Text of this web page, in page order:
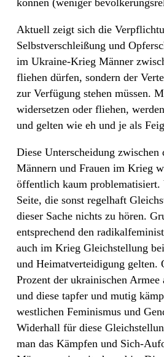
Aktuell zeigt sich die
Selbstverschleißung und
im Ukraine-Krieg Männer
fliehen dürfen, sondern der
zur Verfügung stehen müssen.
widersetzen oder fliehen,
und gelten wie eh und je als
Diese Unterscheidung zwischen
Männern und Frauen im Krieg
öffentlich kaum problematisiert.
Seite, die sonst regelhaft
dieser Sache nichts zu hören.
entsprechend den
auch im Krieg Gleichstellung
und Heimatverteidigung gelten.
Prozent der ukrainischen Armee
und diese tapfer und mutig
westlichen Feminismus und
Widerhall für diese
man das Kämpfen und Sich-